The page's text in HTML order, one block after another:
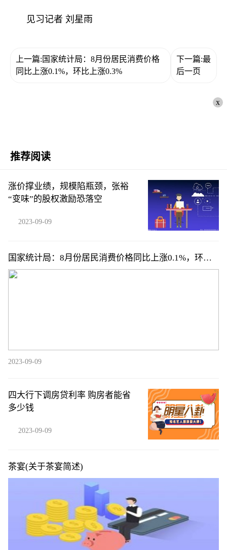
见习记者 刘星雨
上一篇:国家统计局：8月份居民消费价格
同比上涨0.1%，环比上涨0.3%
下一篇:最
后一页
x
推荐阅读
涨价撑业绩，规模陷瓶颈，张裕
“变味”的股权激励恐落空
2023-09-09
国家统计局：8月份居民消费价格同比上涨0.1%，环比
上涨0.3%
2023-09-09
四大行下调房贷利率 购房者能省
多少钱
2023-09-09
茶宴(关于茶宴简述)